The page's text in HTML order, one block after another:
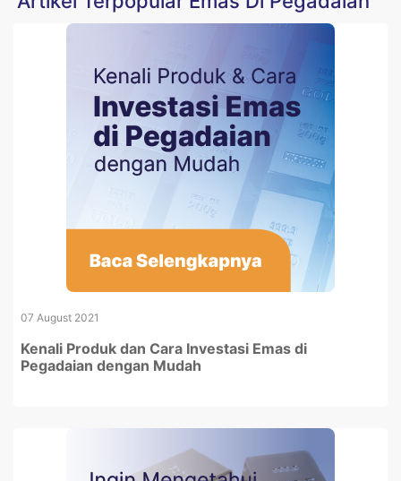
07 August 2021
Kenali Produk dan Cara Investasi Emas di
Pegadaian dengan Mudah